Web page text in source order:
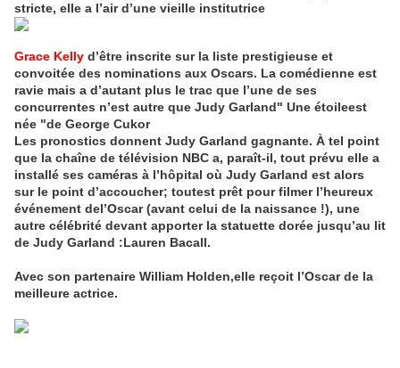
stricte, elle a l’air d’une vieille institutrice
Grace Kelly d’être inscrite sur la liste prestigieuse et
convoitée des nominations aux Oscars. La comédienne est
ravie mais a d’autant plus le trac que l’une de ses
concurrentes n’est autre que Judy Garland" Une étoileest
née "de George Cukor
Les pronostics donnent Judy Garland gagnante. À tel point
que la chaîne de télévision NBC a, paraît-il, tout prévu elle a
installé ses caméras à l’hôpital où Judy Garland est alors
sur le point d’accoucher; toutest prêt pour filmer l’heureux
événement del’Oscar (avant celui de la naissance !), une
autre célébrité devant apporter la statuette dorée jusqu’au lit
de Judy Garland :Lauren Bacall.
Avec son partenaire William Holden,elle reçoit l’Oscar de la
meilleure actrice.